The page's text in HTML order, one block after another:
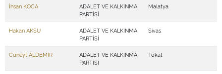
İhsan KOCA
ADALET VE KALKINMA
PARTİSİ
Malatya
Hakan AKSU
ADALET VE KALKINMA
PARTİSİ
Sivas
Cüneyt ALDEMİR
ADALET VE KALKINMA
PARTİSİ
Tokat